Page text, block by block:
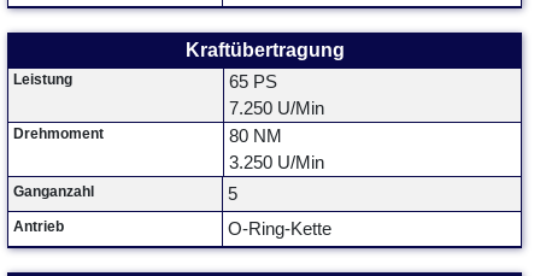
Kraftübertragung
Leistung
65 PS
7.250 U/Min
Drehmoment
80 NM
3.250 U/Min
Ganganzahl 5
Antrieb O-Ring-Kette